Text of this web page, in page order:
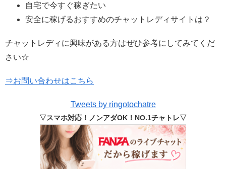
自宅で今すぐ稼ぎたい
安全に稼げるおすすめのチャットレディサイトは？
チャットレディに興味がある方はぜひ参考にしてみてくだ
さい☆
⇒お問い合わせはこちら
Tweets by ringotochatre
▽スマホ対応！ノンアダOK！NO.1チャトレ▽